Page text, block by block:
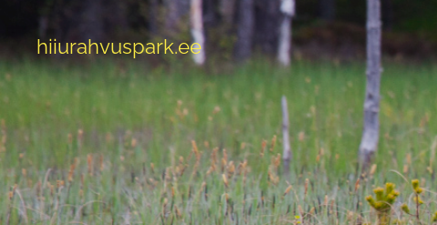
hiiurahvuspark.ee